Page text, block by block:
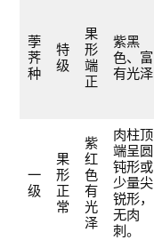
荸
荠
种
特
级
果
形
端
正
紫黑
色、富
有光泽
一
级
果
形
正
常
紫
红
色
有
光
泽
肉柱顶
端呈圆
钝形或
少量尖
锐形，
无肉
刺。